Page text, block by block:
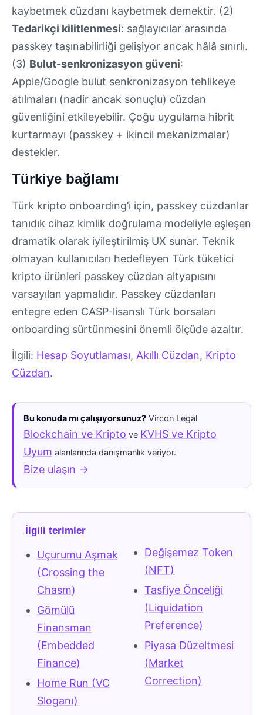
kaybetmek cüzdanı kaybetmek demektir. (2)
Tedarikçi kilitlenmesi: sağlayıcılar arasında
passkey taşınabilirliği gelişiyor ancak hâlâ sınırlı.
(3) Bulut-senkronizasyon güveni:
Apple/Google bulut senkronizasyon tehlikeye
atılmaları (nadir ancak sonuçlu) cüzdan
güvenliğini etkileyebilir. Çoğu uygulama hibrit
kurtarmayı (passkey + ikincil mekanizmalar)
destekler.
Türkiye bağlamı
Türk kripto onboarding’i için, passkey cüzdanlar
tanıdık cihaz kimlik doğrulama modeliyle eşleşen
dramatik olarak iyileştirilmiş UX sunar. Teknik
olmayan kullanıcıları hedefleyen Türk tüketici
kripto ürünleri passkey cüzdan altyapısını
varsayılan yapmalıdır. Passkey cüzdanları
entegre eden CASP-lisanslı Türk borsaları
onboarding sürtünmesini önemli ölçüde azaltır.
İlgili: Hesap Soyutlaması, Akıllı Cüzdan, Kripto
Cüzdan.
Bu konuda mı çalışıyorsunuz? Vircon Legal
Blockchain ve Kripto ve KVHS ve Kripto
Uyum alanlarında danışmanlık veriyor.
Bize ulaşın →
İlgili terimler
Uçurumu Aşmak
(Crossing the
Chasm)
Gömülü
Finansman
(Embedded
Finance)
Home Run (VC
Sloganı)
Değişemez Token
(NFT)
Tasfiye Önceliği
(Liquidation
Preference)
Piyasa Düzeltmesi
(Market
Correction)